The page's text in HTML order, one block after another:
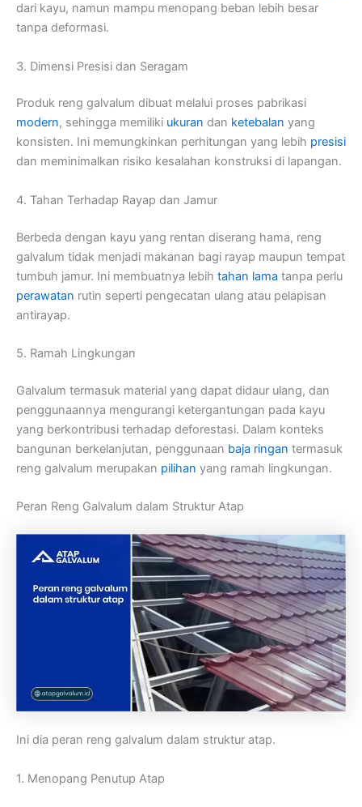
dari kayu, namun mampu menopang beban lebih besar
tanpa deformasi.
3. Dimensi Presisi dan Seragam
Produk reng galvalum dibuat melalui proses pabrikasi
modern, sehingga memiliki ukuran dan ketebalan yang
konsisten. Ini memungkinkan perhitungan yang lebih presisi
dan meminimalkan risiko kesalahan konstruksi di lapangan.
4. Tahan Terhadap Rayap dan Jamur
Berbeda dengan kayu yang rentan diserang hama, reng
galvalum tidak menjadi makanan bagi rayap maupun tempat
tumbuh jamur. Ini membuatnya lebih tahan lama tanpa perlu
perawatan rutin seperti pengecatan ulang atau pelapisan
antirayap.
5. Ramah Lingkungan
Galvalum termasuk material yang dapat didaur ulang, dan
penggunaannya mengurangi ketergantungan pada kayu
yang berkontribusi terhadap deforestasi. Dalam konteks
bangunan berkelanjutan, penggunaan baja ringan termasuk
reng galvalum merupakan pilihan yang ramah lingkungan.
Peran Reng Galvalum dalam Struktur Atap
Ini dia peran reng galvalum dalam struktur atap.
1. Menopang Penutup Atap